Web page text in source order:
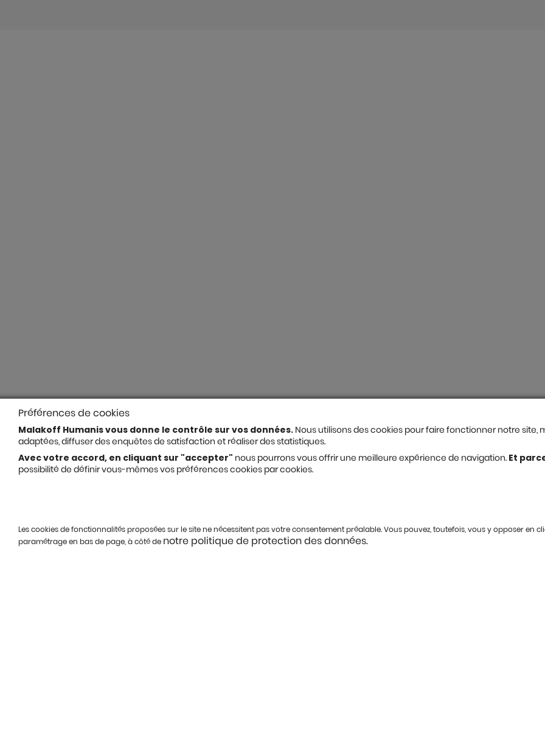
Préférences de cookies
Malakoff Humanis vous donne le contrôle sur vos données. Nous utilisons des cookies pour faire fonctionner notre
adaptées, diffuser des enquêtes de satisfaction et réaliser des statistiques.
Avec votre accord, en cliquant sur "accepter" nous pourrons vous offrir une meilleure expérience de navigation. Et
possibilité de définir vous-mêmes vos préférences cookies par cookies.
Les cookies de fonctionnalités proposées sur le site ne nécessitent pas votre consentement préalable. Vous pouvez, toutefois, vous y opposer en
paramétrage en bas de page, à côté de notre politique de protection des données.